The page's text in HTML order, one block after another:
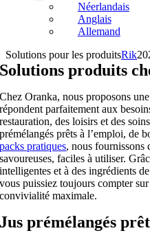
Néerlandais
Anglais
Allemand
Solutions pour les produitsRik
Solutions produits
Chez Oranka, nous proposons
répondent parfaitement aux
restauration, des loisirs et des
prémélangés prêts à l’emploi, de
packs pratiques, nous fournissons
savoureuses, faciles à utiliser.
intelligentes et à des ingrédients
vous puissiez toujours compter
convivialité maximale.
Jus prémélangés